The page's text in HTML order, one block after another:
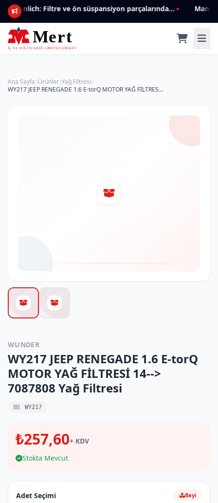
Mannlich: Filtre ve ön süspansiyon parçalarında genişleyen ürün yelpazesiyle kalite ve güven.
Ana Sayfa Ürünler Yağ Filtresi
WY217 JEEP RENEGADE 1.6 E-torQ MOTOR YAĞ FİLTRESİ 14--> 7087808 Yağ Filtresi
WUNDER
WY217 JEEP RENEGADE 1.6 E-torQ
MOTOR YAĞ FİLTRESİ 14-->
7087808 Yağ Filtresi
WY217
₺257,60+ KDV
Stokta Mevcut
Adet Seçimi Bayi